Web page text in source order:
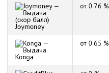
Joymoney
от 0.76 %
Konga
от 0.65 %